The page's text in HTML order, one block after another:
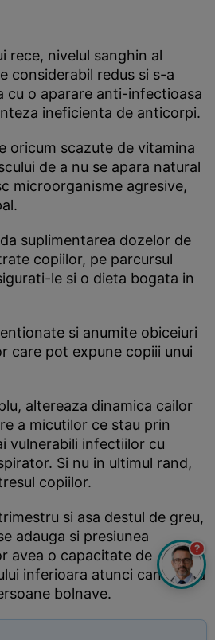
rece, nivelul sanghin al
considerabil redus si s-a
cu o aparare anti-infectioasa
ineficienta de anticorpi.
oricum scazute de vitamina
de a nu se apara natural
microorganisme agresive,
suplimentarea dozelor de
copiilor, pe parcursul
le si o dieta bogata in
si anumite obiceiuri
care pot expune copiii unui
altereaza dinamica cailor
a micutilor ce stau prin
vulnerabili infectiilor cu
Si nu in ultimul rand,
copiilor.
si asa destul de greu,
adauga si presiunea
avea o capacitate de
inferioara atunci cand intra
bolnave.
?